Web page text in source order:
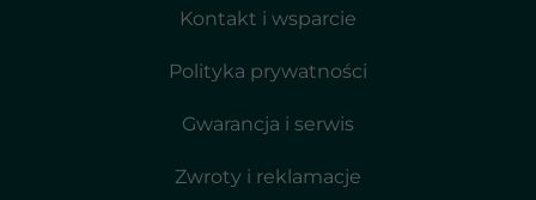
Kontakt i wsparcie
Polityka prywatności
Gwarancja i serwis
Zwroty i reklamacje